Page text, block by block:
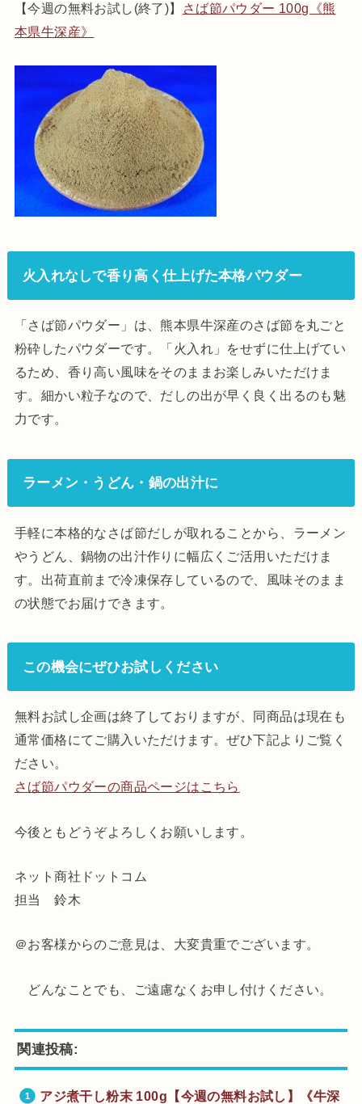
【今週の無料お試し(終了)】
さば節パウダー 100g《熊
本県牛深産》
火入れなしで香り高く仕上げた本格パウダー
「さば節パウダー」は、熊本県牛深産のさば節を丸ごと
粉砕したパウダーです。「火入れ」をせずに仕上げてい
るため、香り高い風味をそのままお楽しみいただけま
す。細かい粒子なので、だしの出が早く良く出るのも魅
力です。
ラーメン・うどん・鍋の出汁に
手軽に本格的なさば節だしが取れることから、ラーメン
やうどん、鍋物の出汁作りに幅広くご活用いただけま
す。出荷直前まで冷凍保存しているので、風味そのまま
の状態でお届けできます。
この機会にぜひお試しください
無料お試し企画は終了しておりますが、同商品は現在も
通常価格にてご購入いただけます。ぜひ下記よりご覧く
ださい。
さば節パウダーの商品ページはこちら
今後ともどうぞよろしくお願いします。
ネット商社ドットコム
担当 鈴木
＠お客様からのご意見は、大変貴重でございます。
どんなことでも、ご遠慮なくお申し付けください。
関連投稿:
アジ煮干し粉末 100g【今週の無料お試し】《牛深